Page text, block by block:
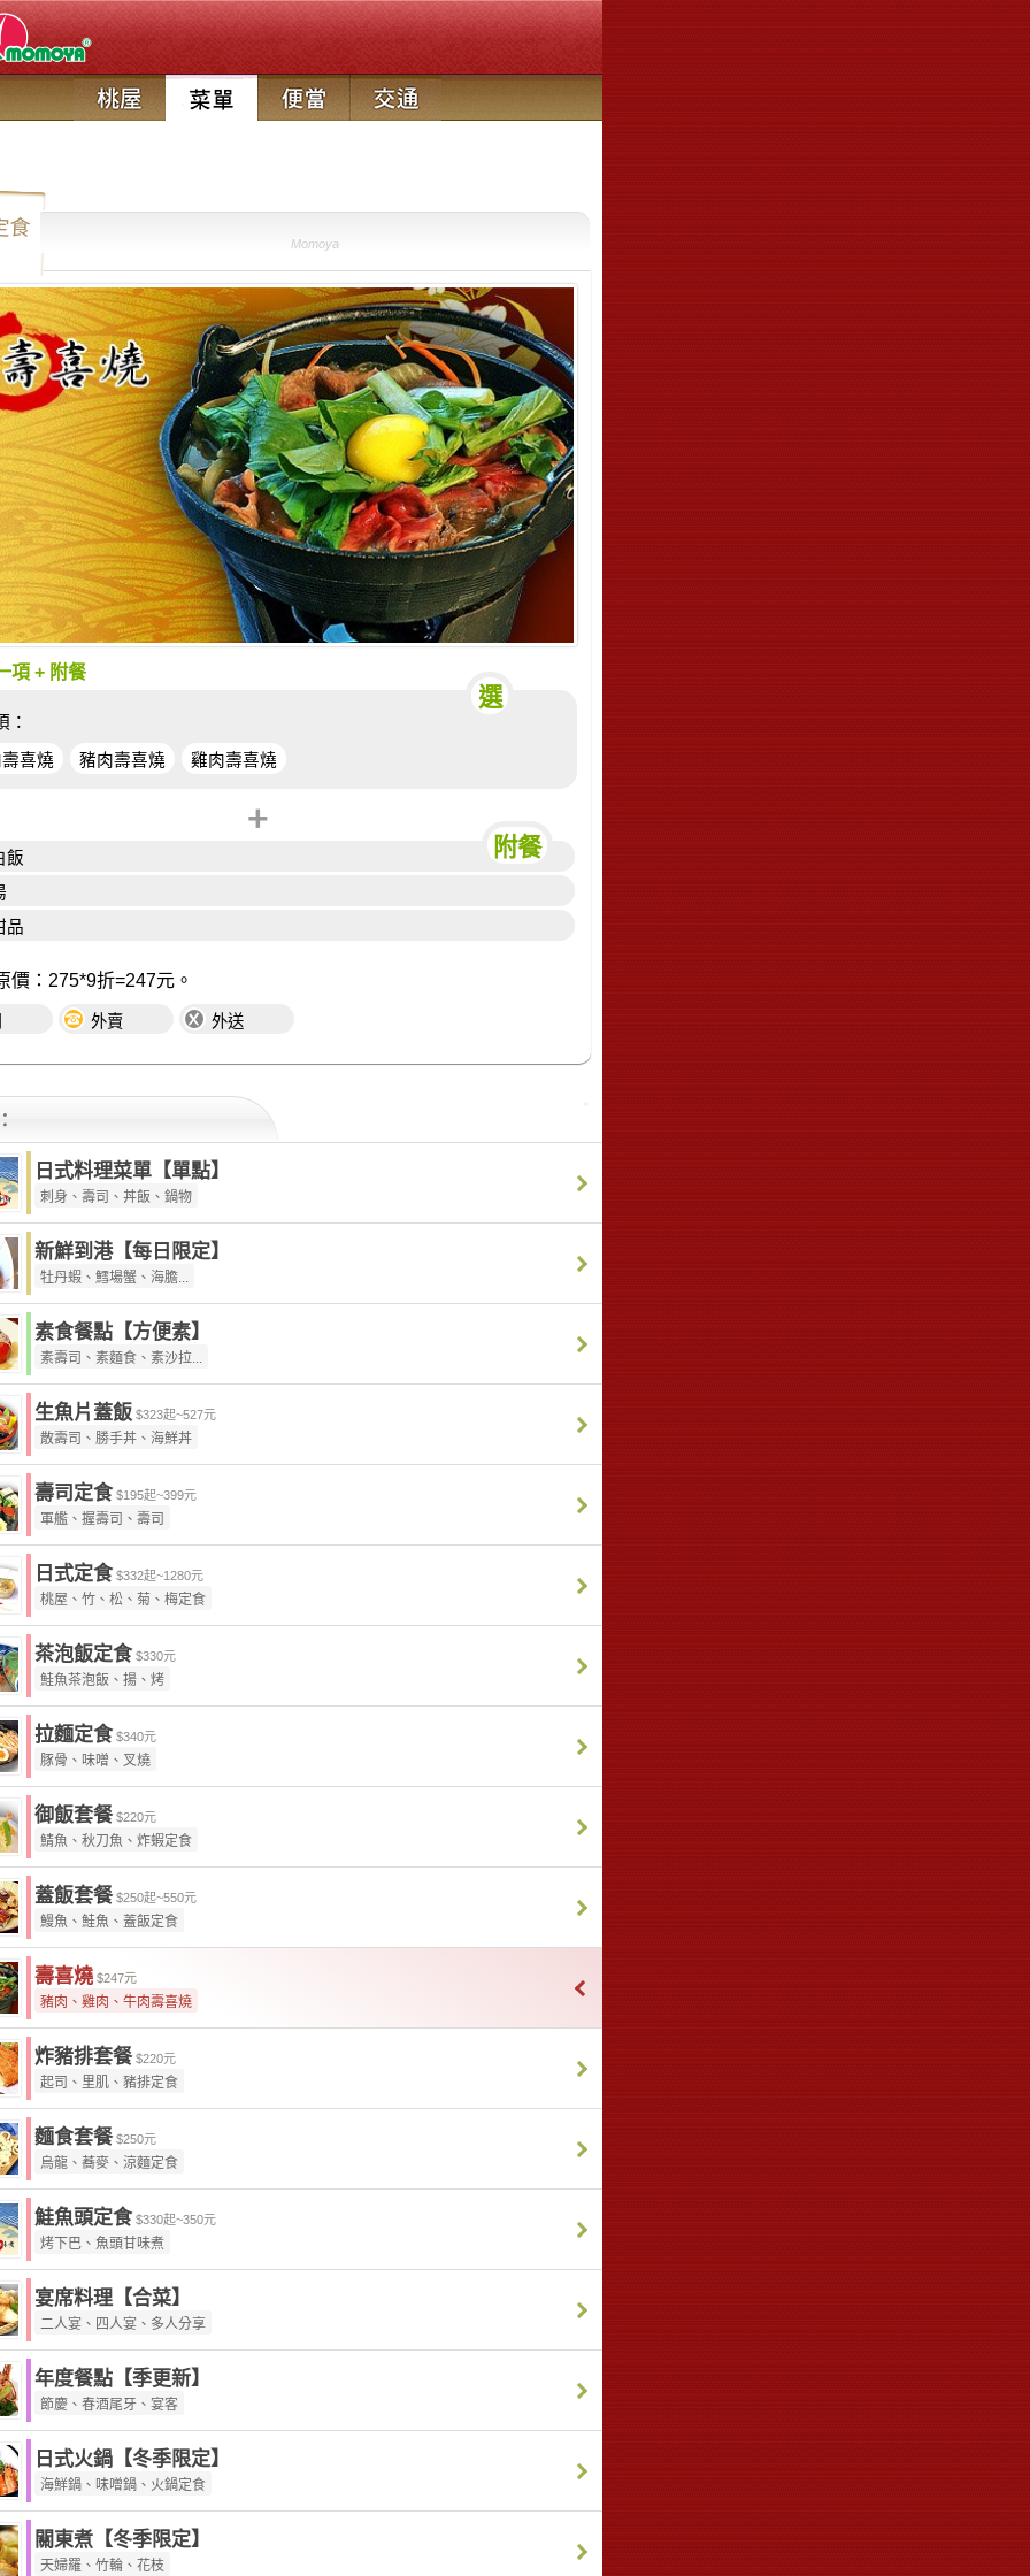
食
Momoya
項 + 附餐
：
喜燒 豬肉壽喜燒 雞肉壽喜燒
+
飯
品
價：275*9折=247元。
外賣 外送
日式料理菜單【單點】
刺身、壽司、丼飯、鍋物
新鮮到港【每日限定】
牡丹蝦、鱈場蟹、海膽...
素食餐點【方便素】
素壽司、素麵食、素沙拉...
生魚片蓋飯 $323起~527元
散壽司、勝手丼、海鮮丼
壽司定食 $195起~399元
軍艦、握壽司、壽司
日式定食 $332起~1280元
桃屋、竹、松、菊、梅定食
茶泡飯定食 $330元
鮭魚茶泡飯、揚、烤
拉麵定食 $340元
豚骨、味噌、叉燒
御飯套餐 $220元
鯖魚、秋刀魚、炸蝦定食
蓋飯套餐 $250起~550元
鰻魚、鮭魚、蓋飯定食
壽喜燒 $247元
豬肉、雞肉、牛肉壽喜燒
炸豬排套餐 $220元
起司、里肌、豬排定食
麵食套餐 $250元
烏龍、蕎麥、涼麵定食
鮭魚頭定食 $330起~350元
烤下巴、魚頭甘味煮
宴席料理【合菜】
二人宴、四人宴、多人分享
年度餐點【季更新】
節慶、春酒尾牙、宴客
日式火鍋【冬季限定】
海鮮鍋、味噌鍋、火鍋定食
關東煮【冬季限定】
天婦羅、竹輪、花枝